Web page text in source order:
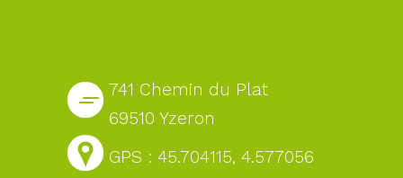
741 Chemin du Plat
69510 Yzeron
GPS : 45.704115, 4.577056